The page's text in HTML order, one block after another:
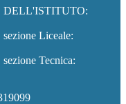
DELL'ISTITUTO:
Liceale:
Tecnica: